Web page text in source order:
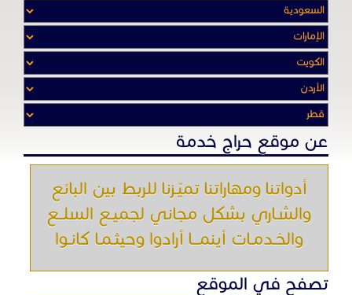
عن موقع حراج خدمة
أدواتنا ومهاراتنا تميّـزنا للربط بين البائع
والشـاري بشكل مجاني لجميـع السلــع
والخـدمـات أينمـــا أرادوا وحيثـمـا كانـوا
تصفح في الموقع